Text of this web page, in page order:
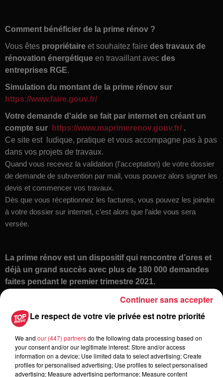
Comment bénéficier de la prime rénov ?
Vous êtes propriétaire et souhaitez faire des travaux de
rénovation énergétique en travaillant avec des
entreprises RGE.
Simulation du montant de la prime rénov sur
https://www.faire.gouv.fr/
Votre demande d'aide se fait par internet en créant un
compte sur
https://www.maprimerenov.gouv.fr/ .
Ce site est ludique, pratique et vous accompagne pas à pas
dans vos projets de travaux.
Quand vous recevez la validation (l'acceptation) de votre dossier
de demande de subvention par mail, vous pouvez alors signer les
devis et commencer vos travaux.
Dès que vous réceptionnez les factures, vous pouvez les joindre
à votre dossier sur internet, c’est alors que l’aide vous sera
versée.
La prime rénov est un dispositif qui rencontre d’ores et
déjà un grand succès avec plus de 180 000 demandes
faites pendant le premier trimestre 2021.
N'hésitez pas à poser vos questions sur IGLOO on Air
Le respect de votre vie privée est notre priorité
We and our (447) partnersdo the following data processing based on
your consent and/or our legitimate interest: Store and/or access
information on a device; Use limited data to select advertising; Create
profiles for personalised advertising; Use profiles to select personalised
advertising; Measure advertising performance; Measure content
Continuer sans accepter